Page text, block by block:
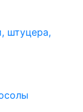
штуцера,